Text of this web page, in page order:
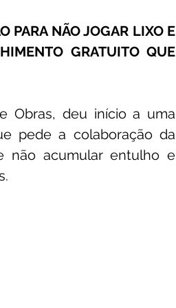
Parlamentar Nota Oficial
Saúde
PARA NÃO JOGAR LIXO E
GRATUITO QUE
Obras, deu início a uma
pede a colaboração da
não acumular entulho e